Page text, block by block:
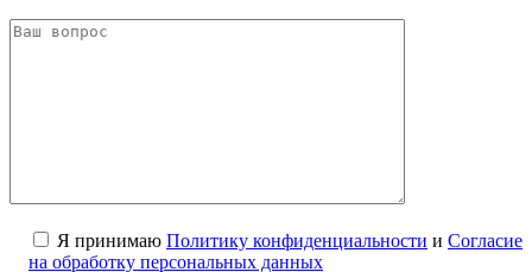
Я принимаю Политику конфиденциальности и Согласие
на обработку персональных данных